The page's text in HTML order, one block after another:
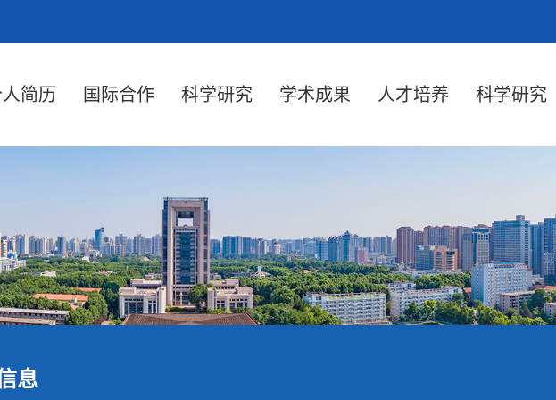
简历 国际合作 科学研究 学术成果 人才培养 科学研究
息